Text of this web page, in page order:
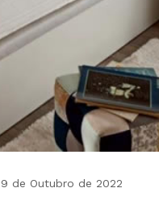
de Outubro de 2022